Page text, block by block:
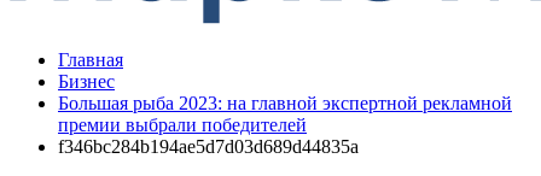
Главная
Бизнес
Большая рыба 2023: на главной экспертной рекламной
премии выбрали победителей
f346bc284b194ae5d7d03d689d44835a